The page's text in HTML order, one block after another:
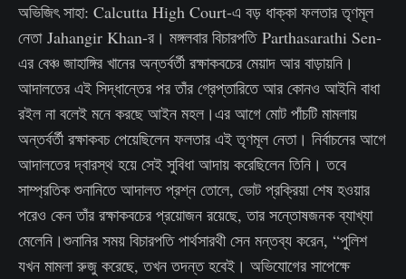
অভিজিৎ সাহা: Calcutta High Court-এ বড় ধাক্কা ফলতার তৃণমূল
নেতা Jahangir Khan-র। মঙ্গলবার বিচারপতি Parthasarathi Sen-
এর বেঞ্চ জাহাঙ্গির খানের অন্তর্বর্তী রক্ষাকবচের মেয়াদ আর বাড়ায়নি।
আদালতের এই সিদ্ধান্তের পর তাঁর গ্রেপ্তারিতে আর কোনও আইনি বাধা
রইল না বলেই মনে করছে আইন মহল।এর আগে মোট পাঁচটি মামলায়
অন্তর্বর্তী রক্ষাকবচ পেয়েছিলেন ফলতার এই তৃণমূল নেতা। নির্বাচনের আগে
আদালতের দ্বারস্থ হয়ে সেই সুবিধা আদায় করেছিলেন তিনি। তবে
সাম্প্রতিক শুনানিতে আদালত প্রশ্ন তোলে, ভোট প্রক্রিয়া শেষ হওয়ার
পরেও কেন তাঁর রক্ষাকবচের প্রয়োজন রয়েছে, তার সন্তোষজনক ব্যাখ্যা
মেলেনি।শুনানির সময় বিচারপতি পার্থসারথী সেন মন্তব্য করেন, “পুলিশ
যখন মামলা রুজু করেছে, তখন তদন্ত হবেই। অভিযোগের সাপেক্ষে